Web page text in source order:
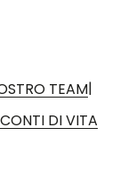
TEAM|
DI VITA